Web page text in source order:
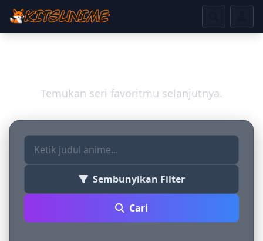
Temukan seri favoritmu selanjutnya.
Sembunyikan Filter
Cari